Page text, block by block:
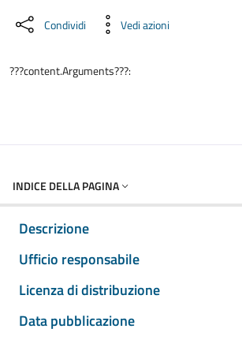
Condividi Vedi azioni
???content.Arguments???:
INDICE DELLA PAGINA
Descrizione
Ufficio responsabile
Licenza di distribuzione
Data pubblicazione